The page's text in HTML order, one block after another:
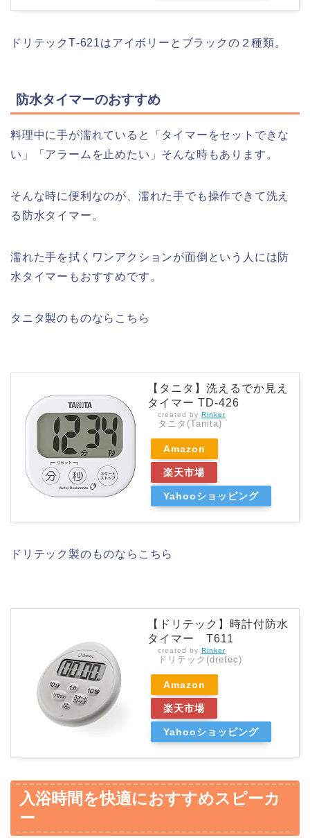
ドリテックT‑621はアイボリーとブラックの２種類。
防水タイマーのおすすめ
料理中に手が濡れていると「タイマーをセットできな
い」「アラームを止めたい」そんな時もあります。
そんな時に便利なのが、濡れた手でも操作できて洗え
る防水タイマー。
濡れた手を拭くワンアクションが面倒という人には防
水タイマーもおすすめです。
タニタ製のものならこちら
【タニタ】洗えるでか見え
タイマー TD-426
created by Rinker
タニタ(Tanita)
Amazon
楽天市場
Yahooショッピング
ドリテック製のものならこちら
【ドリテック】時計付防水
タイマー T611
created by Rinker
ドリテック(dretec)
Amazon
楽天市場
Yahooショッピング
入浴時間を快適におすすめスピーカ
ー